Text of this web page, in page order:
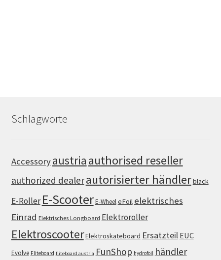
Schlagworte
Accessoryaustria authorised reseller
authorized dealerautorisierter händlerblack
E-Roller E-ScooterE-WheeleFoil elektrisches
Einrad Elektrisches Longboard Elektroroller
ElektroscooterElektroskateboard Ersatzteil EUC
Evolve Fliteboard fliteboard austria FunShop hydrofoil händler